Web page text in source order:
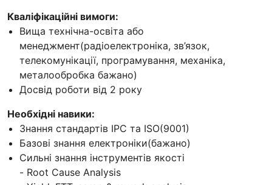
Кваліфікаційні вимоги:
Вища технічна-освіта або
менеджмент(радіоелектроніка, зв’язок,
телекомунікації, програмування, механіка,
металообробка бажано)
Досвід роботи від 2 року
Необхідні навики:
Знання стандартів IPC та ISO(9001)
Базові знання електроніки(бажано)
Сильні знання інструментів якості
- Root Cause Analysis